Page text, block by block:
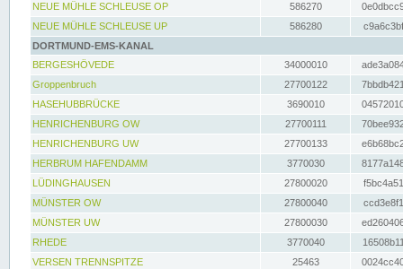
NEUE MÜHLE SCHLEUSE OP
586270
NEUE MÜHLE SCHLEUSE UP
586280
DORTMUND-EMS-KANAL
BERGESHÖVEDE
34000010
Groppenbruch
27700122
HASEHUBBRÜCKE
3690010
HENRICHENBURG OW
27700111
HENRICHENBURG UW
27700133
HERBRUM HAFENDAMM
3770030
LÜDINGHAUSEN
27800020
MÜNSTER OW
27800040
MÜNSTER UW
27800030
RHEDE
3770040
VERSEN TRENNSPITZE
25463